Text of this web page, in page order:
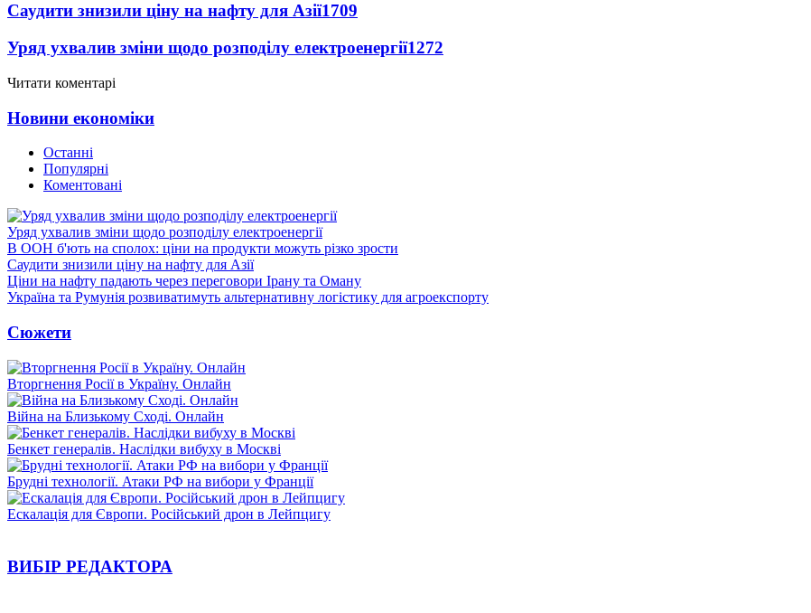
Саудити знизили ціну на нафту для Азії1709
Уряд ухвалив зміни щодо розподілу електроенергії1272
Читати коментарі
Новини економіки
Останні
Популярні
Коментовані
Уряд ухвалив зміни щодо розподілу електроенергії
В ООН б'ють на сполох: ціни на продукти можуть різко зрости
Саудити знизили ціну на нафту для Азії
Ціни на нафту падають через переговори Ірану та Оману
Україна та Румунія розвиватимуть альтернативну логістику для агроекспорту
Сюжети
Вторгнення Росії в Україну. Онлайн
Війна на Близькому Сході. Онлайн
Бенкет генералів. Наслідки вибуху в Москві
Брудні технології. Атаки РФ на вибори у Франції
Ескалація для Європи. Російський дрон в Лейпцигу
ВИБІР РЕДАКТОРА